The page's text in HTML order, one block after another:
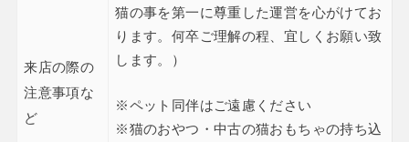
来店の際の
注意事項な
ど
猫の事を第一に尊重した運営を心がけてお
ります。何卒ご理解の程、宜しくお願い致
します。）
※ペット同伴はご遠慮ください
※猫のおやつ・中古の猫おもちゃの持ち込